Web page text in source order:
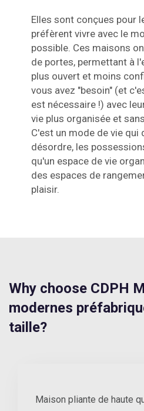
Elles sont conçues pour
préfèrent vivre avec le
possible. Ces maisons
de portes, permettant à
plus ouvert et moins
vous avez "besoin" (et
est nécessaire !) avec
vie plus organisée et
C'est un mode de vie qui
désordre, les
qu'un espace de vie
des espaces de
plaisir.
Why choose CDPH
modernes
taille?
Maison pliante de haute